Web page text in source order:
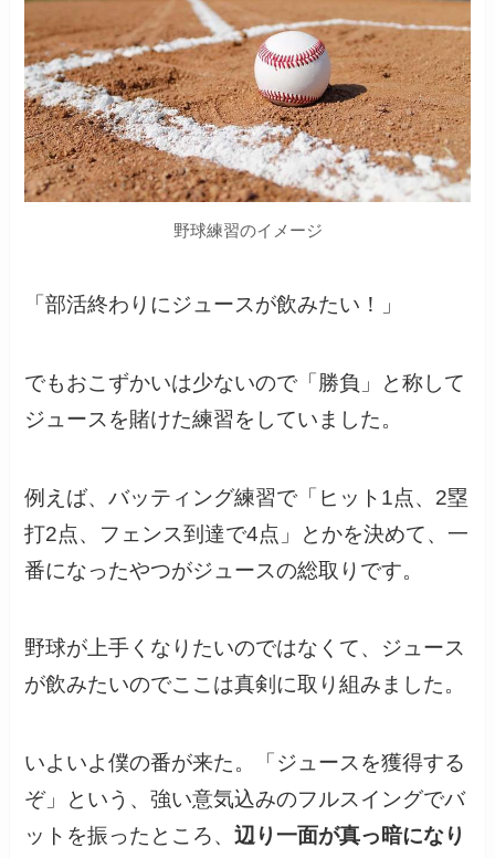
野球練習のイメージ
「部活終わりにジュースが飲みたい！」
でもおこずかいは少ないので「勝負」と称して
ジュースを賭けた練習をしていました。
例えば、バッティング練習で「ヒット1点、2塁
打2点、フェンス到達で4点」とかを決めて、一
番になったやつがジュースの総取りです。
野球が上手くなりたいのではなくて、ジュース
が飲みたいのでここは真剣に取り組みました。
いよいよ僕の番が来た。「ジュースを獲得する
ぞ」という、強い意気込みのフルスイングでバ
ットを振ったところ、辺り一面が真っ暗になり